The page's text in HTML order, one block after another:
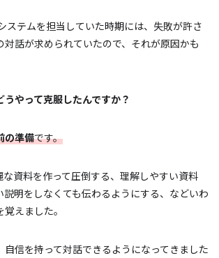
ステムを担当していた時期には、失敗が許さ
対話が求められていたので、それが原因かも
うやって克服したんですか？
の準備です。
資料を作って圧倒する、理解しやすい資料
説明をしなくても伝わるようにする、などいわ
えました。
自信を持って対話できるようになってきました